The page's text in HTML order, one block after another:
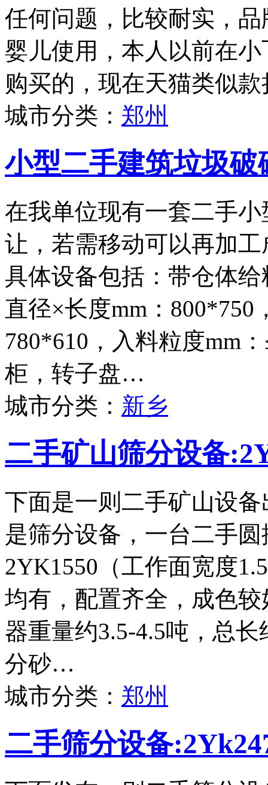
任何问题，比较耐实，品
婴儿使用，本人以前在
购买的，现在天猫类似
城市分类： 郑州
小型二手建筑垃圾破
在我单位现有一套二手
让，若需移动可以再加
具体设备包括：带仓体
直径×长度mm：
780*610，入料粒度mm
柜，转子盘…
城市分类： 新乡
二手矿山筛分设备
下面是一则二手矿山设
是筛分设备，一台二手
2YK1550（工作面宽度
均有，配置齐全，成色
器重量约3.5-4.5吨，总
分砂…
城市分类： 郑州
二手筛分设备